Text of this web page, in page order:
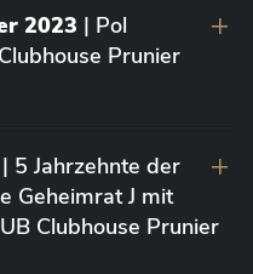
2023 | Pol
Prunier
| 5 Jahrzehnte der
Geheimrat J mit
Clubhouse Prunier